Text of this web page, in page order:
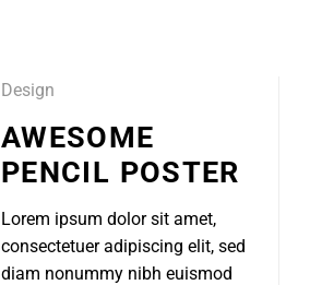
Design
AWESOME
PENCIL POSTER
Lorem ipsum dolor sit amet,
consectetuer adipiscing elit, sed
diam nonummy nibh euismod